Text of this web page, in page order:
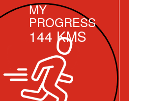
MY
PROGRESS
144 KMS